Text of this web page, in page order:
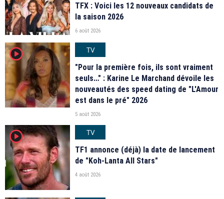
TFX : Voici les 12 nouveaux candidats de
la saison 2026
6 août 2026
player2
TV
"Pour la première fois, ils sont vraiment
seuls…" : Karine Le Marchand dévoile les
nouveautés des speed dating de "L'Amour
est dans le pré" 2026
5 août 2026
player2
TV
TF1 annonce (déjà) la date de lancement
de "Koh-Lanta All Stars"
4 août 2026